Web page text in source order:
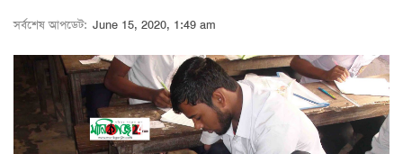
সর্বশেষ আপডেট: June 15, 2020, 1:49 am